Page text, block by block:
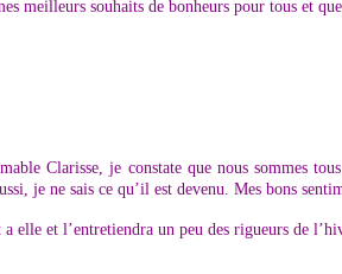
meilleurs souhaits de bonheurs pour tous et
Clarisse, je constate que nous sommes
je ne sais ce qu’il est devenu. Mes bons
elle et l’entretiendra un peu des rigueurs de